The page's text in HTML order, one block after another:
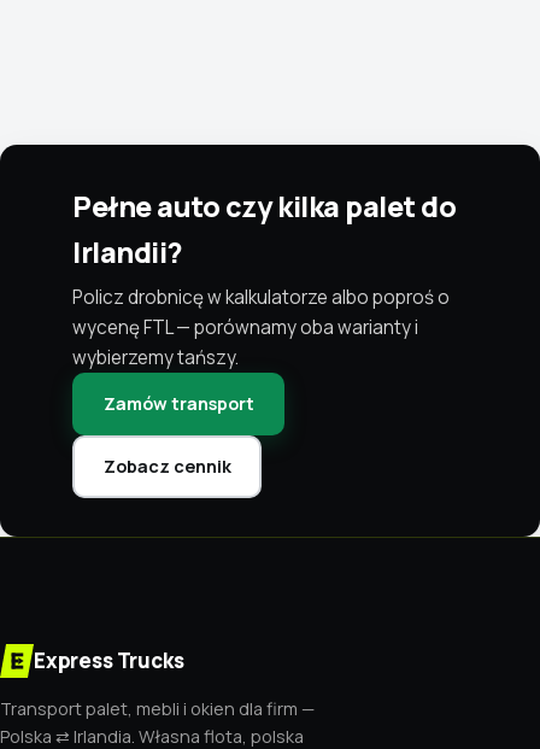
Pełne auto czy kilka palet do
Irlandii?
Policz drobnicę w kalkulatorze albo poproś o
wycenę FTL — porównamy oba warianty i
wybierzemy tańszy.
Zamów transport
Zobacz cennik
Express Trucks
Transport palet, mebli i okien dla firm —
Polska ⇄ Irlandia. Własna flota, polska